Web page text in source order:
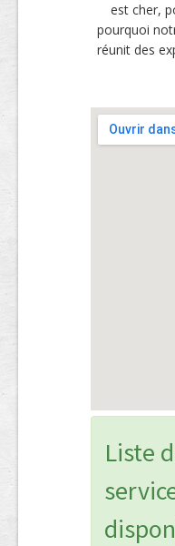
est cher,
pourquoi
réunit des
Liste